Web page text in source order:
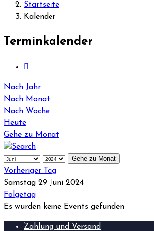
Startseite
Kalender
Terminkalender
Nach Jahr
Nach Monat
Nach Woche
Heute
Gehe zu Monat
Gehe zu Monat
Vorheriger Tag
Samstag 29 Juni 2024
Folgetag
Es wurden keine Events gefunden
Zahlung und Versand